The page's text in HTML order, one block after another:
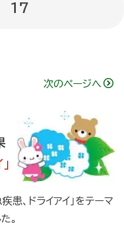
17
次のページへ
｣
、ドライアイ｣をテーマ
。